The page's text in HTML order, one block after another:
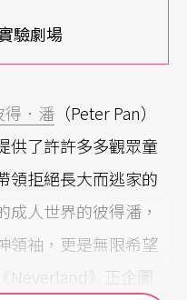
驗劇場
得．潘 （Peter Pan）
供了許許多多觀眾童
領拒絕長大而逃家的
人世界的彼得潘，
領袖，更是無限希望
Neverland》正企圖